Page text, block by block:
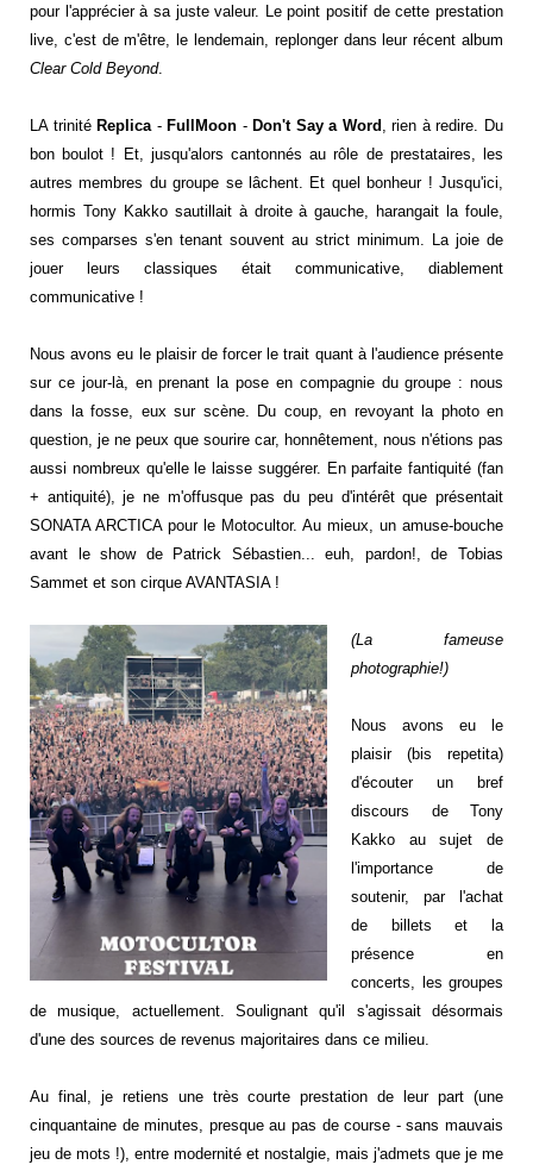
pour l'apprécier à sa juste valeur. Le point positif de cette prestation
live, c'est de m'être, le lendemain, replonger dans leur récent album
Clear Cold Beyond.
LA trinité Replica - FullMoon - Don't Say a Word
, rien à redire. Du
bon boulot ! Et, jusqu'alors cantonnés au rôle de prestataires, les
autres membres du groupe se lâchent. Et quel bonheur ! Jusqu'ici,
hormis Tony Kakko sautillait à droite à gauche, harangait la foule,
ses comparses s'en tenant souvent au strict minimum. La joie de
jouer leurs classiques était communicative, diablement
communicative !
Nous avons eu le plaisir de forcer le trait quant à l'audience présente
sur ce jour-là, en prenant la pose en compagnie du groupe : nous
dans la fosse, eux sur scène. Du coup, en revoyant la photo en
question, je ne peux que sourire car, honnêtement, nous n'étions pas
aussi nombreux qu'elle le laisse suggérer. En parfaite fantiquité (fan
+ antiquité), je ne m'offusque pas du peu d'intérêt que présentait
SONATA ARCTICA pour le Motocultor. Au mieux, un amuse-bouche
avant le show de Patrick Sébastien... euh, pardon!, de Tobias
Sammet et son cirque AVANTASIA !
(La fameuse
photographie!)
Nous avons eu le
plaisir (bis repetita)
d'écouter un bref
discours de Tony
Kakko au sujet de
l'importance de
soutenir, par l'achat
de billets et la
présence en
concerts, les groupes
de musique, actuellement. Soulignant qu'il s'agissait désormais
d'une des sources de revenus majoritaires dans ce milieu.
Au final, je retiens une très courte prestation de leur part (une
cinquantaine de minutes, presque au pas de course - sans mauvais
jeu de mots !), entre modernité et nostalgie, mais j'admets que je me